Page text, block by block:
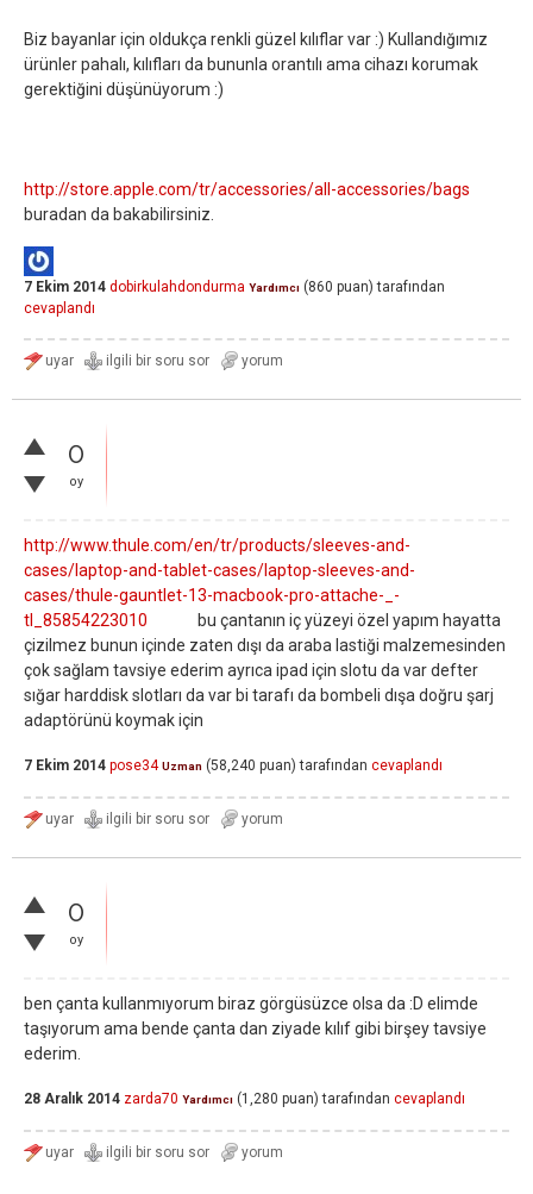
Biz bayanlar için oldukça renkli güzel kılıflar var :) Kullandığımız
ürünler pahalı, kılıfları da bununla orantılı ama cihazı korumak
gerektiğini düşünüyorum :)
http://store.apple.com/tr/accessories/all-accessories/bags
buradan da bakabilirsiniz.
7 Ekim 2014 dobirkulahdondurma Yardımcı (860 puan) tarafından
cevaplandı
0
oy
http://www.thule.com/en/tr/products/sleeves-and-
cases/laptop-and-tablet-cases/laptop-sleeves-and-
cases/thule-gauntlet-13-macbook-pro-attache-_-
tl_85854223010 bu çantanın iç yüzeyi özel yapım hayatta
çizilmez bunun içinde zaten dışı da araba lastiği malzemesinden
çok sağlam tavsiye ederim ayrıca ipad için slotu da var defter
sığar harddisk slotları da var bi tarafı da bombeli dışa doğru şarj
adaptörünü koymak için
7 Ekim 2014 pose34 Uzman (58,240 puan) tarafından cevaplandı
0
oy
ben çanta kullanmıyorum biraz görgüsüzce olsa da :D elimde
taşıyorum ama bende çanta dan ziyade kılıf gibi birşey tavsiye
ederim.
28 Aralık 2014 zarda70 Yardımcı (1,280 puan) tarafından cevaplandı